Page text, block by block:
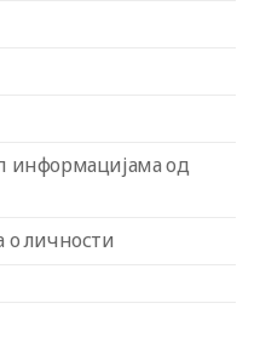
информацијама од
о личности